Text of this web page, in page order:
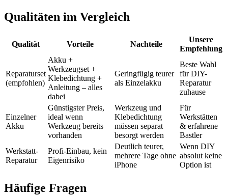
Qualitäten im Vergleich
Qualität Vorteile Nachteile
Unsere
Empfehlung
Reparaturset
(empfohlen)
Akku +
Werkzeugset +
Klebedichtung +
Anleitung – alles
dabei
Geringfügig teurer
als Einzelakku
Beste Wahl
für DIY-
Reparatur
zuhause
Einzelner
Akku
Günstigster Preis,
ideal wenn
Werkzeug bereits
vorhanden
Werkzeug und
Klebedichtung
müssen separat
besorgt werden
Für
Werkstätten
& erfahrene
Bastler
Werkstatt-
Reparatur
Profi-Einbau, kein
Eigenrisiko
Deutlich teurer,
mehrere Tage ohne
iPhone
Wenn DIY
absolut keine
Option ist
Häufige Fragen